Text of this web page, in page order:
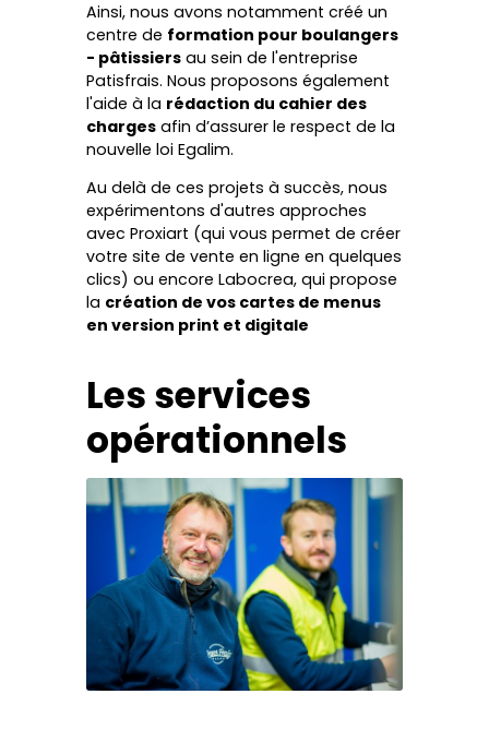
Ainsi, nous avons notamment créé un
centre de formation pour boulangers
- pâtissiersau sein de l'entreprise
Patisfrais. Nous proposons également
l'aide à la rédaction du cahier des
chargesafin d’assurer le respect de la
nouvelle loi Egalim.
Au delà de ces projets à succès, nous
expérimentons d'autres approches
avec Proxiart (qui vous permet de créer
votre site de vente en ligne en quelques
clics) ou encore Labocrea, qui propose
la création de vos cartes de menus
en version print et digitale
Les services
opérationnels